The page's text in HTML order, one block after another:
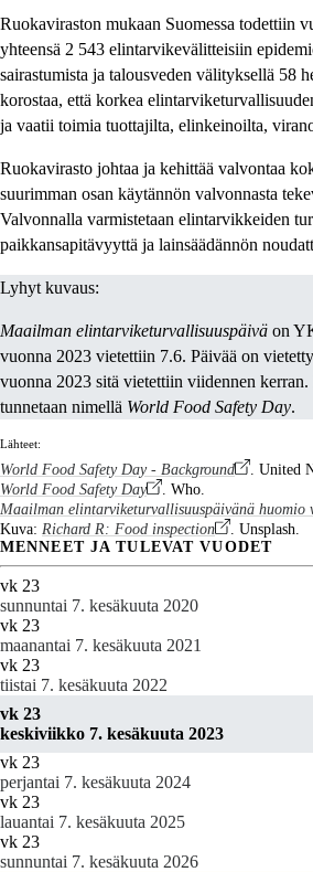
Ruokaviraston mukaan Suomessa todettiin
yhteensä 2 543 elintarvikevälitteisiin
sairastumista ja talousveden välityksellä 58
korostaa, että korkea
ja vaatii toimia tuottajilta, elinkeinoilta,
Ruokavirasto johtaa ja kehittää valvontaa
suurimman osan käytännön valvonnasta
Valvonnalla varmistetaan elintarvikkeiden
paikkansapitävyyttä ja lainsäädännön
Lyhyt kuvaus:
Maailman elintarviketurvallisuuspäivä on
vuonna 2023 vietettiin 7.6. Päivää on
vuonna 2023 sitä vietettiin viidennen
tunnetaan nimellä World Food Safety Day.
Lähteet:
World Food Safety Day - Background
. United
World Food Safety Day
. Who.
Maailman elintarviketurvallisuuspäivänä huomio
Kuva: Richard R: Food inspection . Unsplash.
MENNEET JA TULEVAT VUODET
vk 23
sunnuntai 7. kesäkuuta 2020
vk 23
maanantai 7. kesäkuuta 2021
vk 23
tiistai 7. kesäkuuta 2022
vk 23
keskiviikko 7. kesäkuuta 2023
vk 23
perjantai 7. kesäkuuta 2024
vk 23
lauantai 7. kesäkuuta 2025
vk 23
sunnuntai 7. kesäkuuta 2026